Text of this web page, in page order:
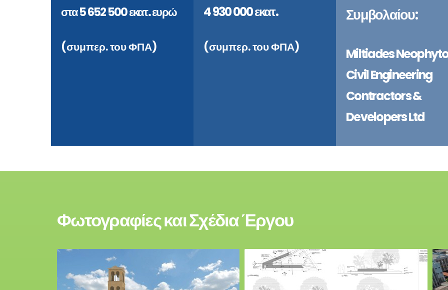
στα 5 652 500 εκατ. ευρώ
(συμπερ. του ΦΠΑ)
4 930 000 εκατ.
(συμπερ. του ΦΠΑ)
Συμβολαίου:
Miltiades
Civil Engineering
Contractors &
Developers Ltd
Φωτογραφίες και Σχέδια Έργου